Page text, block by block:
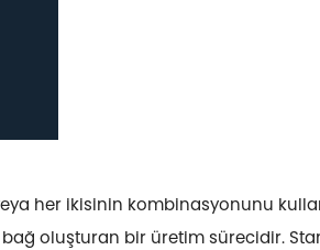
veya her ikisinin kombinasyonunu
oluşturan bir üretim sürecidir.